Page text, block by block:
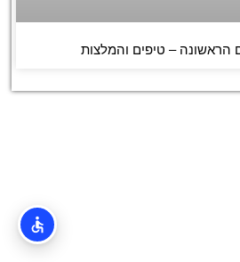
הראשונה – טיפים והמלצות